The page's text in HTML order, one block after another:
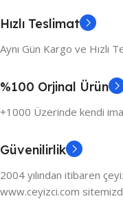
Hızlı Teslimat
Aynı Gün Kargo ve Hızlı
%100 Orjinal Ürün
+1000 Üzerinde kendi
Güvenilirlik
2004 yılından itibaren
www.ceyizci.com